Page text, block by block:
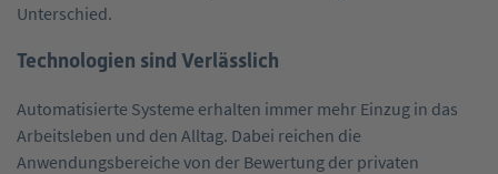
Unterschied.
Technologien sind Verlässlich
Automatisierte Systeme erhalten immer mehr Einzug in das
Arbeitsleben und den Alltag. Dabei reichen die
Anwendungsbereiche von der Bewertung der privaten